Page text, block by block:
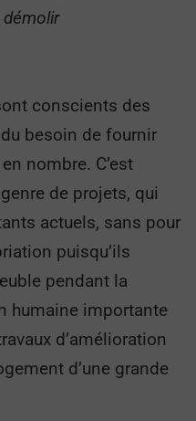
conscients des
besoin de fournir
nombre. C’est
de projets, qui
actuels, sans pour
puisqu’ils
pendant la
humaine importante
d’amélioration
d’une grande